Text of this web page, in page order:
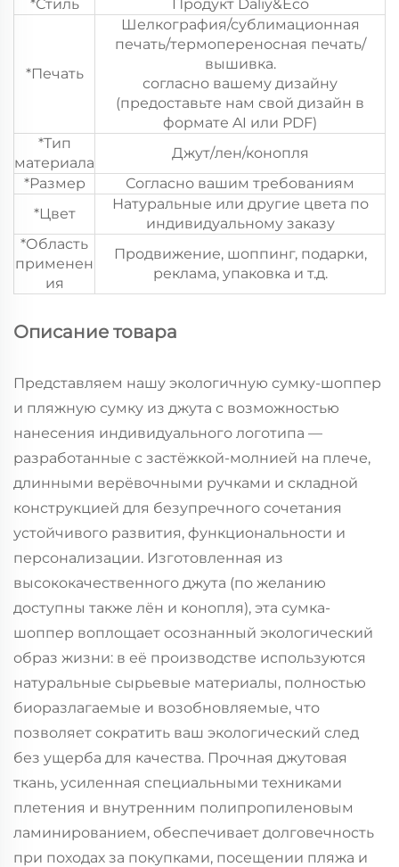
*Стиль
Продукт Daliy&Eco
*Печать
Шелкография/сублимационная
печать/термопереносная печать/
вышивка.
согласно вашему дизайну
(предоставьте нам свой дизайн в
формате AI или PDF)
*Тип
материала
Джут/лен/конопля
*Размер
Согласно вашим требованиям
*Цвет
Натуральные или другие цвета по
индивидуальному заказу
*Область
применен
ия
Продвижение, шоппинг, подарки,
реклама, упаковка и т.д.
Описание товара
Представляем нашу экологичную сумку-шоппер
и пляжную сумку из джута с возможностью
нанесения индивидуального логотипа —
разработанные с застёжкой-молнией на плече,
длинными верёвочными ручками и складной
конструкцией для безупречного сочетания
устойчивого развития, функциональности и
персонализации. Изготовленная из
высококачественного джута (по желанию
доступны также лён и конопля), эта сумка-
шоппер воплощает осознанный экологический
образ жизни: в её производстве используются
натуральные сырьевые материалы, полностью
биоразлагаемые и возобновляемые, что
позволяет сократить ваш экологический след
без ущерба для качества. Прочная джутовая
ткань, усиленная специальными техниками
плетения и внутренним полипропиленовым
ламинированием, обеспечивает долговечность
при походах за покупками, посещении пляжа и